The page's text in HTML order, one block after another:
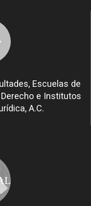
Escuelas de
e Institutos
A.C.